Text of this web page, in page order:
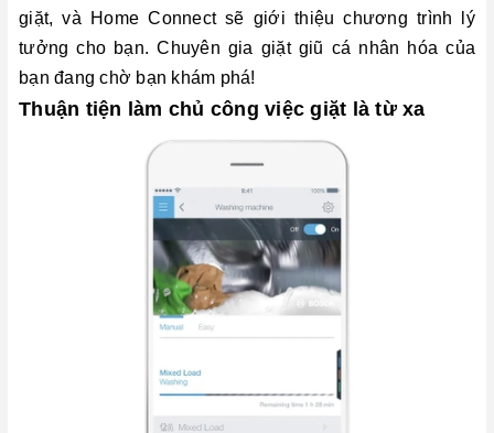
giặt, và Home Connect sẽ giới thiệu chương trình lý
tưởng cho bạn. Chuyên gia giặt giũ cá nhân hóa của
bạn đang chờ bạn khám phá!
Thuận tiện làm chủ công việc giặt là từ xa